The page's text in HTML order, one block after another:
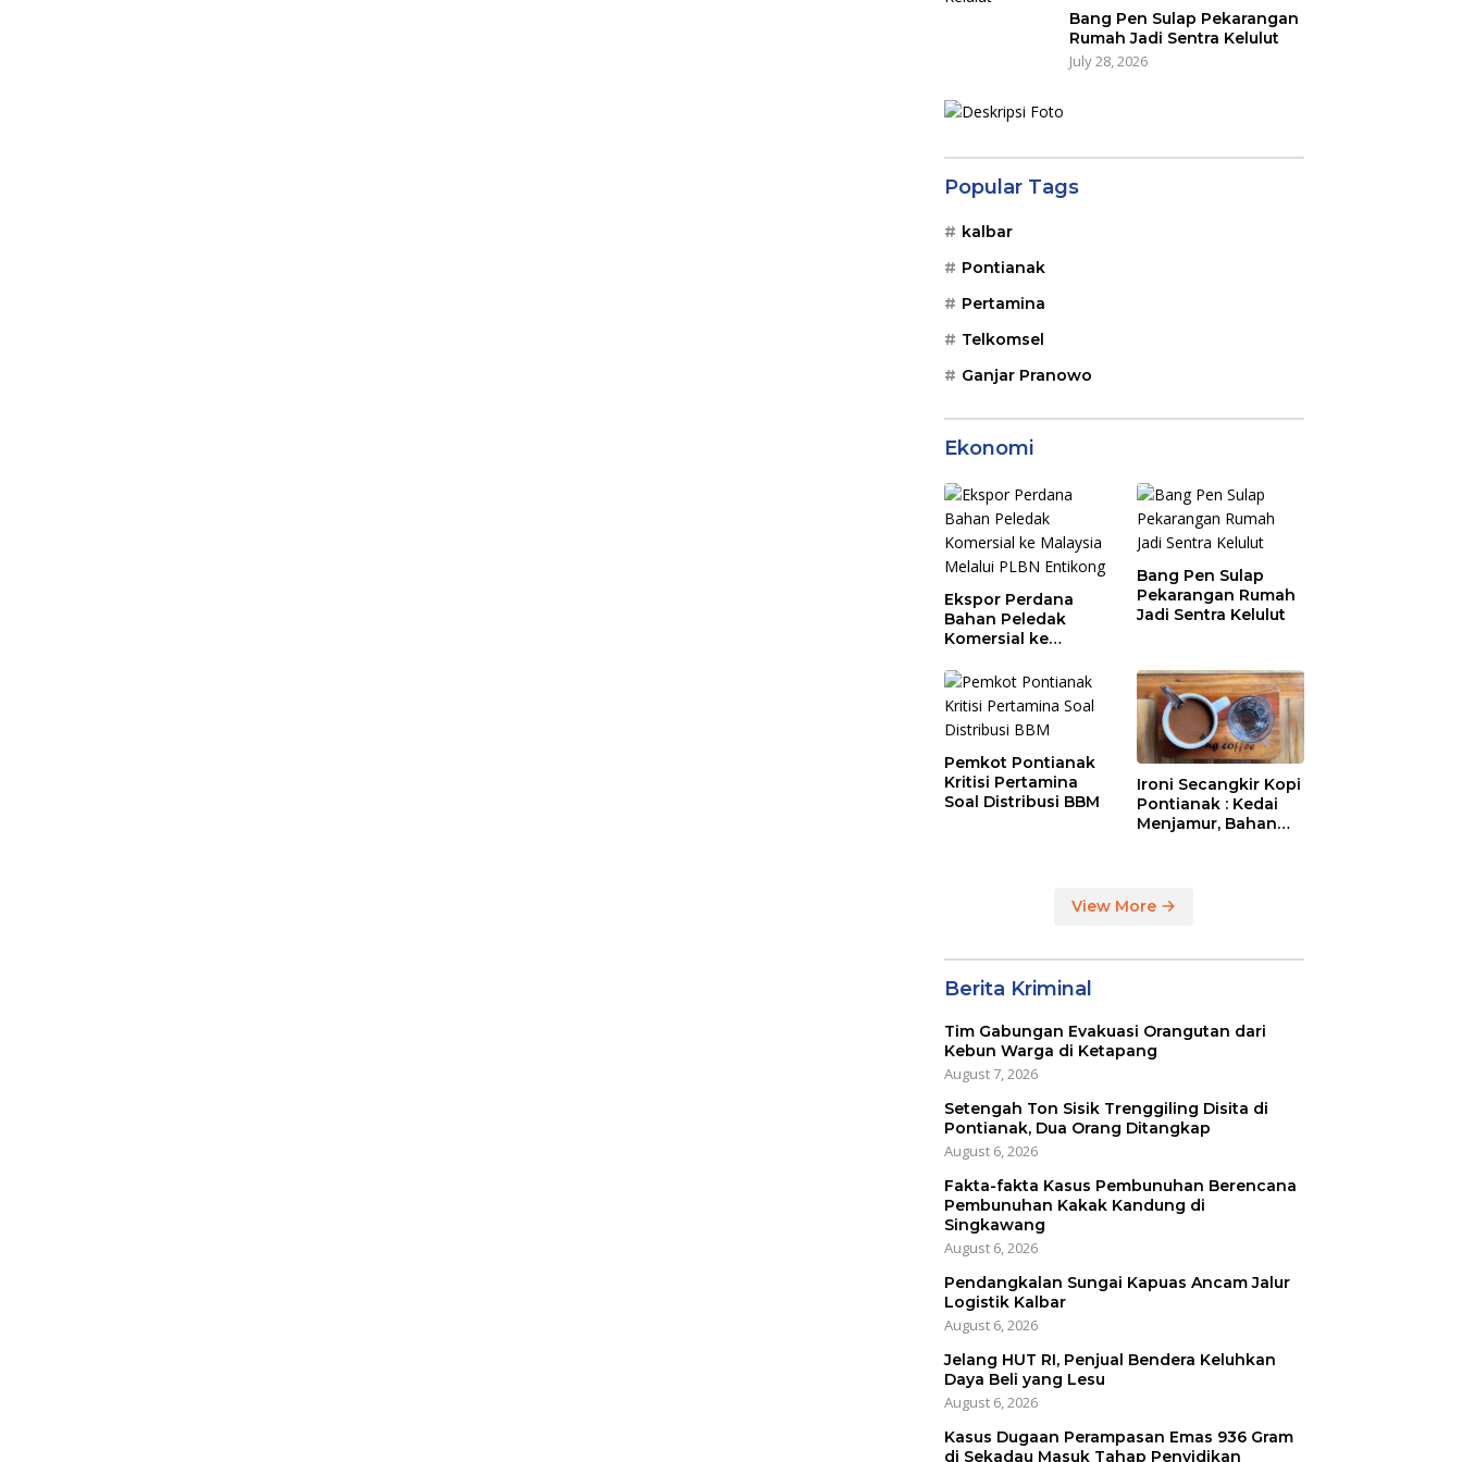
Bang Pen Sulap Pekarangan
Rumah Jadi Sentra Kelulut
July 28, 2026
Popular Tags
kalbar
Pontianak
Pertamina
Telkomsel
Ganjar Pranowo
Ekonomi
Ekspor Perdana
Bahan Peledak
Komersial ke
PLBN Entikong
Bang Pen Sulap
Pekarangan Rumah
Jadi Sentra Kelulut
Pemkot Pontianak
Kritisi Pertamina
Soal Distribusi BBM
Ironi Secangkir Kopi
Pontianak : Kedai
Menjamur, Bahan
View More
Berita Kriminal
Tim Gabungan Evakuasi Orangutan dari
Kebun Warga di Ketapang
August 7, 2026
Setengah Ton Sisik Trenggiling Disita di
Pontianak, Dua Orang Ditangkap
August 6, 2026
Fakta-fakta Kasus Pembunuhan Berencana
Pembunuhan Kakak Kandung di
Singkawang
August 6, 2026
Pendangkalan Sungai Kapuas Ancam Jalur
Logistik Kalbar
August 6, 2026
Jelang HUT RI, Penjual Bendera Keluhkan
Daya Beli yang Lesu
August 6, 2026
Kasus Dugaan Perampasan Emas 936 Gram
di Sekadau Masuk Tahap Penyidikan